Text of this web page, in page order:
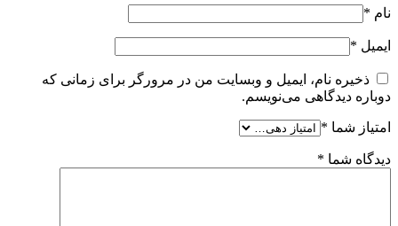
نام *
ایمیل *
ذخیره نام، ایمیل و وبسایت من در مرورگر برای زمانی که
دوباره دیدگاهی می‌نویسم.
امتیاز شما *
دیدگاه شما *